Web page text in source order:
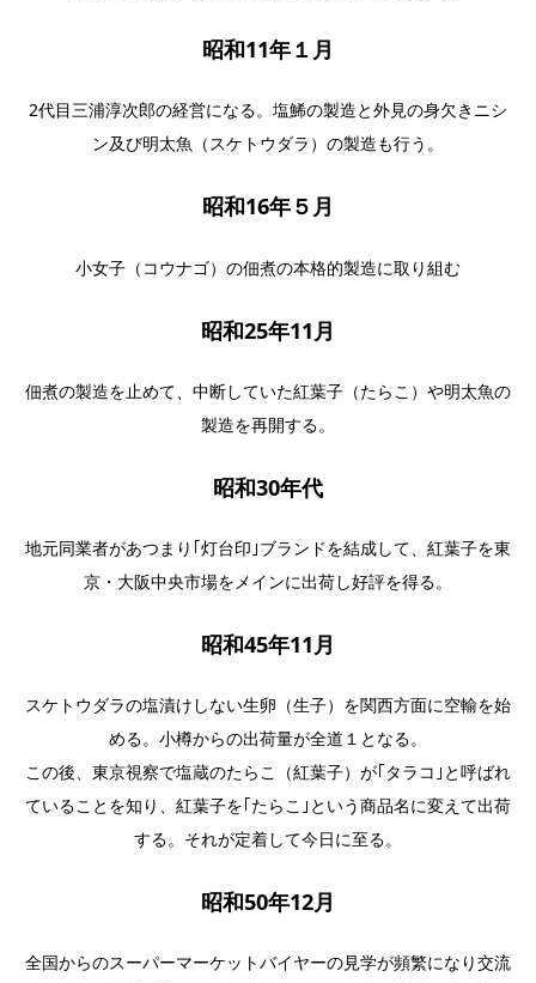
昭和11年１月
2代目三浦淳次郎の経営になる。塩鯑の製造と外見の身欠きニシ
ン及び明太魚（スケトウダラ）の製造も行う。
昭和16年５月
小女子（コウナゴ）の佃煮の本格的製造に取り組む
昭和25年11月
佃煮の製造を止めて、中断していた紅葉子（たらこ）や明太魚の
製造を再開する。
昭和30年代
地元同業者があつまり｢灯台印｣ブランドを結成して、紅葉子を東
京・大阪中央市場をメインに出荷し好評を得る。
昭和45年11月
スケトウダラの塩漬けしない生卵（生子）を関西方面に空輸を始
める。小樽からの出荷量が全道１となる。
この後、東京視察で塩蔵のたらこ（紅葉子）が｢タラコ｣と呼ばれ
ていることを知り、紅葉子を｢たらこ｣という商品名に変えて出荷
する。それが定着して今日に至る。
昭和50年12月
全国からのスーパーマーケットバイヤーの見学が頻繁になり交流